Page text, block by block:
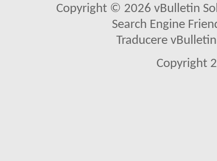
Copyright © 2026 vBulletin
Search Engine
Traducere
Copyright